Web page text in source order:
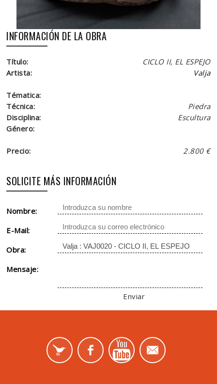
INFORMACIÓN DE LA OBRA
Título:
CICLO II, EL ESPEJO
Artista:
Valja
Tématica:
Técnica:
Piedra
Disciplina:
Escultura
Género:
Precio: 2.800 €
SOLICITE MÁS INFORMACIÓN
Nombre:
E-Mail:
Obra:
Mensaje:
Enviar